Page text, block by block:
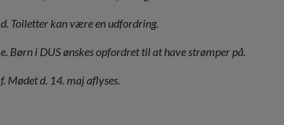
d. Toiletter kan være en udfordring.
e. Børn i DUS ønskes opfordret til at have strømper på.
f. Mødet d. 14. maj aflyses.